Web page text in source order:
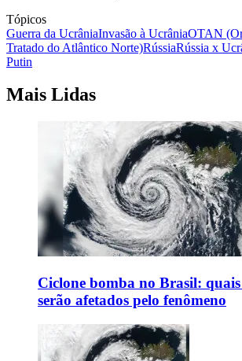
Tópicos
Guerra da UcrâniaInvasão à UcrâniaOTAN
Tratado do Atlântico Norte)RússiaRússia x
Putin
Mais Lidas
Ciclone bomba no Brasil: quais
serão afetados pelo fenômeno